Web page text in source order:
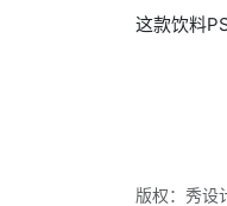
这款饮料
版权：秀设